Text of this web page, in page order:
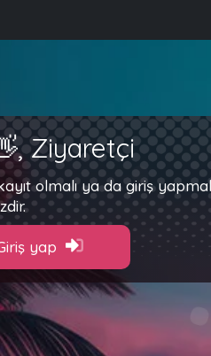
Ziyaretçi
olmalı ya da giriş
yap